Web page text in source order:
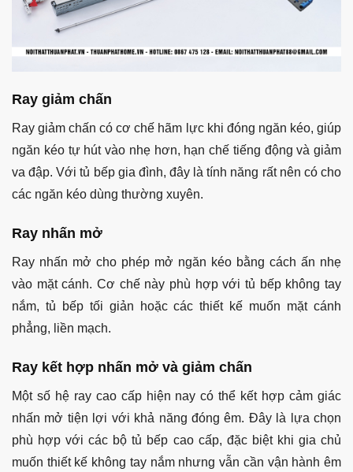
Ray giảm chấn
Ray giảm chấn có cơ chế hãm lực khi đóng ngăn kéo, giúp
ngăn kéo tự hút vào nhẹ hơn, hạn chế tiếng động và giảm
va đập. Với tủ bếp gia đình, đây là tính năng rất nên có cho
các ngăn kéo dùng thường xuyên.
Ray nhấn mở
Ray nhấn mở cho phép mở ngăn kéo bằng cách ấn nhẹ
vào mặt cánh. Cơ chế này phù hợp với tủ bếp không tay
nắm, tủ bếp tối giản hoặc các thiết kế muốn mặt cánh
phẳng, liền mạch.
Ray kết hợp nhấn mở và giảm chấn
Một số hệ ray cao cấp hiện nay có thể kết hợp cảm giác
nhấn mở tiện lợi với khả năng đóng êm. Đây là lựa chọn
phù hợp với các bộ tủ bếp cao cấp, đặc biệt khi gia chủ
muốn thiết kế không tay nắm nhưng vẫn cần vận hành êm